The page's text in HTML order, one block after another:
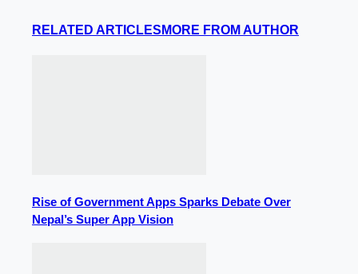
RELATED ARTICLES MORE FROM AUTHOR
Rise of Government Apps Sparks Debate Over
Nepal’s Super App Vision